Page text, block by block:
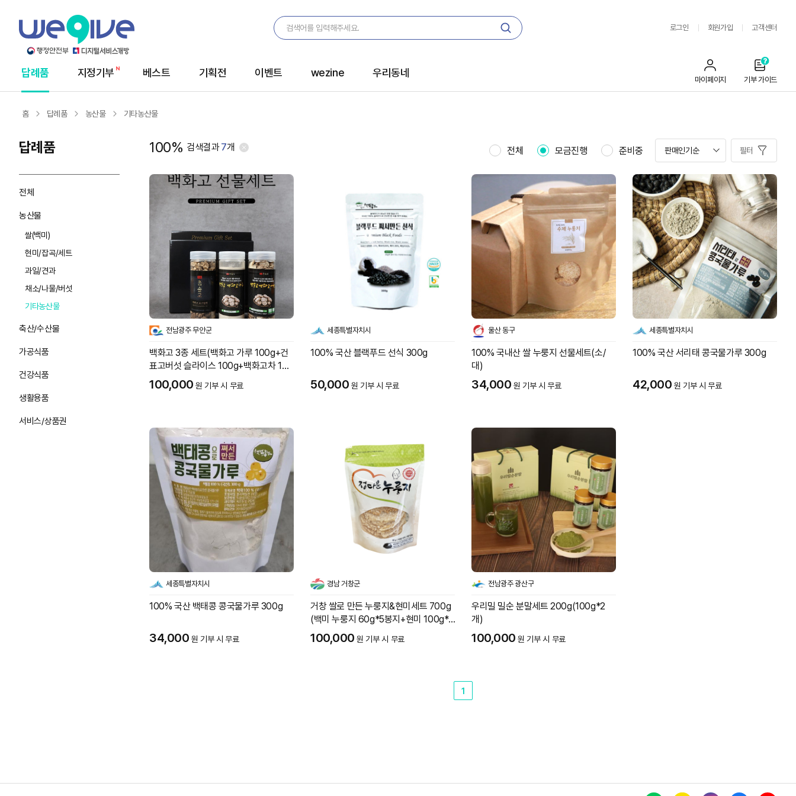
로그인 회원가입 고객센터
메
답례품 지정기부 베스트 기획전 이벤트 wezine 우리동네
마이페이지 기부 가이드
답례품
전체
농산물
쌀(백미)
현미/잡곡/세트
과일/견과
채소/나물/버섯
기타농산물
축산/수산물
가공식품
건강식품
생활용품
서비스/상품권
홈 답례품 농산물 기타농산물
100% 검색결과7개 전체 모금진행 준비중 필터
전남광주 무안군
백화고 3종 세트(백화고 가루 100g+건
표고버섯 슬라이스 100g+백화고차 100
g)
100,000 원 기부 시 무료
세종특별자치시
100% 국산 블랙푸드 선식 300g
50,000 원 기부 시 무료
울산 동구
100% 국내산 쌀 누룽지 선물세트(소/
대)
34,000 원 기부 시 무료
세종특별자치시
100% 국산 서리태 콩국물가루 300g
42,000 원 기부 시 무료
세종특별자치시
100% 국산 백태콩 콩국물가루 300g
34,000 원 기부 시 무료
경남 거창군
거창 쌀로 만든 누룽지&현미세트 700g
(백미 누룽지 60g*5봉지+현미 100g*4
봉지)
100,000 원 기부 시 무료
전남광주 광산구
우리밀 밀순 분말세트 200g(100g*2
개)
100,000 원 기부 시 무료
1